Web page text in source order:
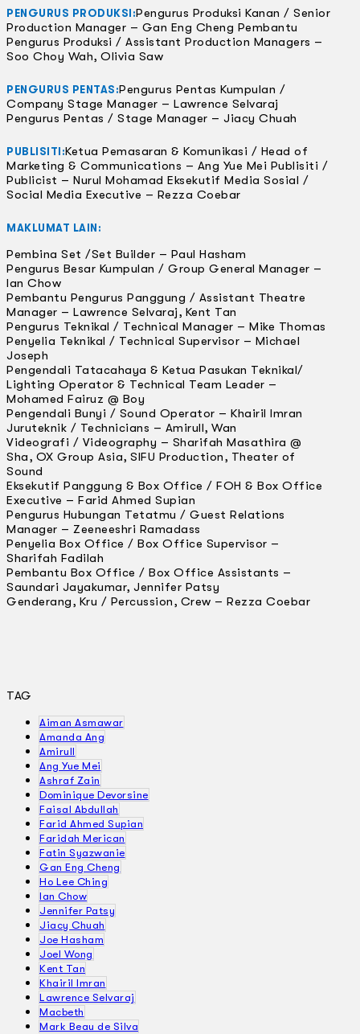
PENGURUS PRODUKSI:Pengurus Produksi Kanan / Senior
Production Manager – Gan Eng Cheng Pembantu
Pengurus Produksi / Assistant Production Managers –
Soo Choy Wah, Olivia Saw
PENGURUS PENTAS:Pengurus Pentas Kumpulan /
Company Stage Manager – Lawrence Selvaraj
Pengurus Pentas / Stage Manager – Jiacy Chuah
PUBLISITI:Ketua Pemasaran & Komunikasi / Head of
Marketing & Communications – Ang Yue Mei Publisiti /
Publicist – Nurul Mohamad Eksekutif Media Sosial /
Social Media Executive – Rezza Coebar
MAKLUMAT LAIN:
Pembina Set /Set Builder – Paul Hasham
Pengurus Besar Kumpulan / Group General Manager –
Ian Chow
Pembantu Pengurus Panggung / Assistant Theatre
Manager – Lawrence Selvaraj, Kent Tan
Pengurus Teknikal / Technical Manager – Mike Thomas
Penyelia Teknikal / Technical Supervisor – Michael
Joseph
Pengendali Tatacahaya & Ketua Pasukan Teknikal/
Lighting Operator & Technical Team Leader –
Mohamed Fairuz @ Boy
Pengendali Bunyi / Sound Operator – Khairil Imran
Juruteknik / Technicians – Amirull, Wan
Videografi / Videography – Sharifah Masathira @
Sha, OX Group Asia, SIFU Production, Theater of
Sound
Eksekutif Panggung & Box Office / FOH & Box Office
Executive – Farid Ahmed Supian
Pengurus Hubungan Tetatmu / Guest Relations
Manager – Zeeneeshri Ramadass
Penyelia Box Office / Box Office Supervisor –
Sharifah Fadilah
Pembantu Box Office / Box Office Assistants –
Saundari Jayakumar, Jennifer Patsy
Genderang, Kru / Percussion, Crew – Rezza Coebar
TAG
Aiman Asmawar
Amanda Ang
Amirull
Ang Yue Mei
Ashraf Zain
Dominique Devorsine
Faisal Abdullah
Farid Ahmed Supian
Faridah Merican
Fatin Syazwanie
Gan Eng Cheng
Ho Lee Ching
Ian Chow
Jennifer Patsy
Jiacy Chuah
Joe Hasham
Joel Wong
Kent Tan
Khairil Imran
Lawrence Selvaraj
Macbeth
Mark Beau de Silva